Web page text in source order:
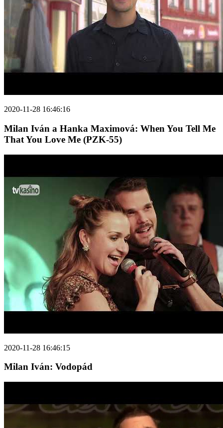
2020-11-28 16:46:16
Milan Iván a Hanka Maximová: When You Tell Me
That You Love Me (PZK-55)
2020-11-28 16:46:15
Milan Iván: Vodopád